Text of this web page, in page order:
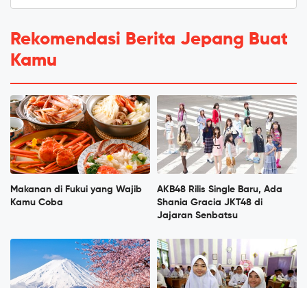
Rekomendasi Berita Jepang Buat
Kamu
Makanan di Fukui yang Wajib
Kamu Coba
AKB48 Rilis Single Baru, Ada
Shania Gracia JKT48 di
Jajaran Senbatsu